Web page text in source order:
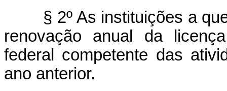
§ 2º As instituições a
renovação anual da
federal competente das
ano anterior.